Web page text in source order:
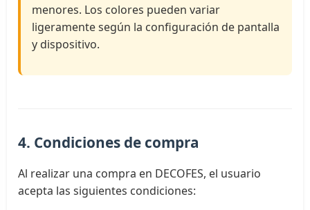
menores. Los colores pueden variar
ligeramente según la configuración de pantalla
y dispositivo.
4. Condiciones de compra
Al realizar una compra en DECOFES, el usuario
acepta las siguientes condiciones: